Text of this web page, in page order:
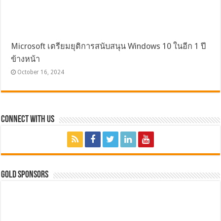
Microsoft เตรียมยุติการสนับสนุน Windows 10 ในอีก 1 ปี
ข้างหน้า
October 16, 2024
Connect with Us
GOLD SPONSORS